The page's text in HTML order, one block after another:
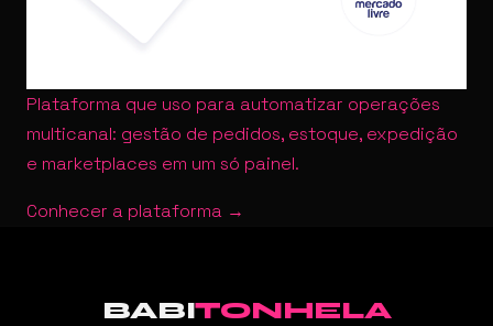
Plataforma que uso para automatizar operações
multicanal: gestão de pedidos, estoque, expedição
e marketplaces em um só painel.
Conhecer a plataforma →
BABITONHELA